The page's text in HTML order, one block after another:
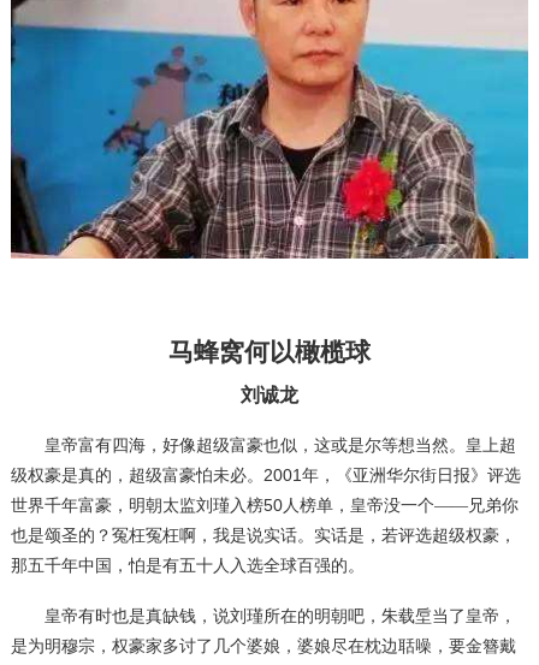
马蜂窝何以橄榄球
刘诚龙
皇帝富有四海，好像超级富豪也似，这或是尔等想当然。皇上超
级权豪是真的，超级富豪怕未必。 2001 年，《亚洲华尔街日报》评选
世界千年富豪，明朝太监刘瑾入榜50人榜单，皇帝没一个——兄弟你
也是颂圣的？冤枉冤枉啊，我是说实话。实话是，若评选超级权豪，
那五千年中国，怕是有五十人入选全球百强的。
皇帝有时也是真缺钱，说刘瑾所在的明朝吧，朱载垕当了皇帝，
是为明穆宗，权豪家多讨了几个婆娘，婆娘尽在枕边聒噪，要金簪戴